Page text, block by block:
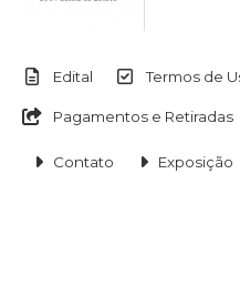
Edital Termos de
Pagamentos e Retiradas
Contato Exposição